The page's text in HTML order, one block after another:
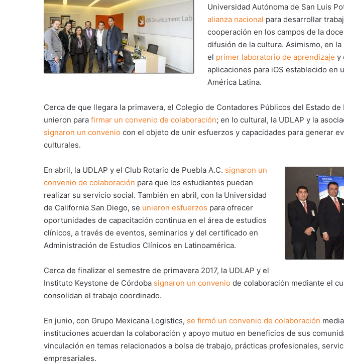
Universidad Autónoma de San Luis
alianza nacional para desarrollar
cooperación en los campos de la
difusión de la cultura. Asimismo, en
el primer laboratorio de aprendizaje y
aplicaciones para iOS establecido en
América Latina.
Cerca de que llegara la primavera, el Colegio de Contadores Públicos del Estado de
unieron para firmar un convenio de colaboración; en lo cultural, la UDLAP y la
signaron un convenio con el objeto de unir esfuerzos y capacidades para generar
culturales.
En abril, la UDLAP y el Club Rotario de Puebla A.C. signaron un
convenio de colaboración para que los estudiantes puedan
realizar su servicio social. También en abril, con la Universidad
de California San Diego, se unieron esfuerzos para ofrecer
oportunidades de capacitación continua en el área de estudios
clínicos, a través de eventos, seminarios y del certificado en
Administración de Estudios Clínicos en Latinoamérica.
Cerca de finalizar el semestre de primavera 2017, la UDLAP y el
Instituto Keystone de Córdoba signaron un convenio de colaboración mediante el
consolidan el trabajo coordinado.
En junio, con Grupo Mexicana Logistics, se firmó un convenio de colaboración
instituciones acuerdan la colaboración y apoyo mutuo en beneficios de sus
vinculación en temas relacionados a bolsa de trabajo, prácticas profesionales,
empresariales.